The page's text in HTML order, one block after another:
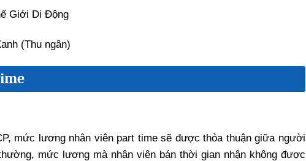
Giới Di Động
(Thu ngân)
mức lương nhân viên part time sẽ được thỏa thuận giữa người
mức lương mà nhân viên bán thời gian nhận không được